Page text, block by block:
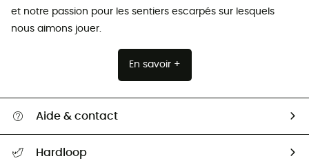
et notre passion pour les sentiers escarpés sur lesquels
nous aimons jouer.
En savoir +
Aide & contact
Retour & remboursement
Hardloop